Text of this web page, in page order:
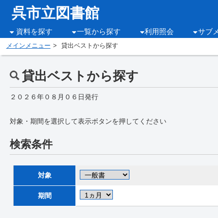
呉市立図書館
資料を探す 一覧から探す 利用照会 サブ
メインメニュー 貸出ベストから探す
貸出ベストから探す
２０２６年０８月０６日発行
対象・期間を選択して表示ボタンを押してください
検索条件
対象
期間